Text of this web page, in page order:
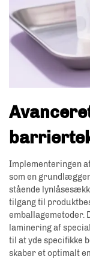
Implementeringen
som en
stående
tilgang til
emballagemetoder.
laminering af
til at yde specifikke
skaber et optimalt